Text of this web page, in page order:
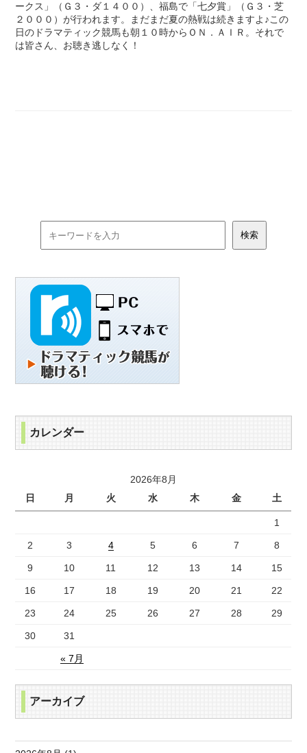
ークス」（Ｇ３・ダ１４００）、福島で「七夕賞」（Ｇ３・芝
２０００）が行われます。まだまだ夏の熱戦は続きますよ♪この
日のドラマティック競馬も朝１０時からＯＮ．ＡＩＲ。それで
は皆さん、お聴き逃しなく！
カレンダー
2026年8月
日
月 火 水 木 金 土
« 7月
1
2 3 4 5 6 7 8
9 10 11 12 13 14 15
16 17 18 19 20 21 22
23 24 25 26 27 28 29
30 31
アーカイブ